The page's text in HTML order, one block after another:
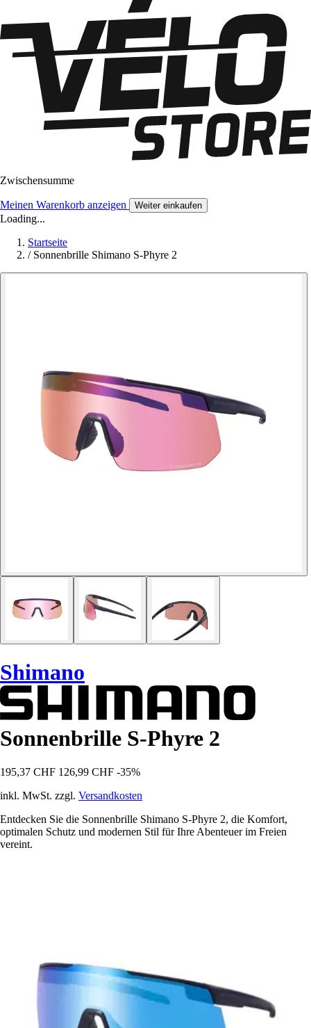
Zwischensumme
Meinen Warenkorb anzeigen Weiter einkaufen
Loading...
Startseite
/ Sonnenbrille Shimano S-Phyre 2
Shimano
Sonnenbrille S-Phyre 2
195,37 CHF 126,99 CHF -35%
inkl. MwSt. zzgl. Versandkosten
Entdecken Sie die Sonnenbrille Shimano S-Phyre 2, die Komfort,
optimalen Schutz und modernen Stil für Ihre Abenteuer im Freien
vereint.